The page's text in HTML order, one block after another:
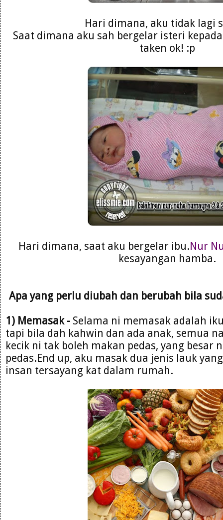
Hari dimana, aku tidak lagi
Saat dimana aku sah bergelar isteri
taken ok! :p
Hari dimana, saat aku bergelar ibu.Nur
kesayangan hamba.
Apa yang perlu diubah dan berubah bila
1) Memasak - Selama ni memasak adalah
tapi bila dah kahwin dan ada anak, semua
kecik ni tak boleh makan pedas, yang besar
pedas.End up, aku masak dua jenis lauk
insan tersayang kat dalam rumah.